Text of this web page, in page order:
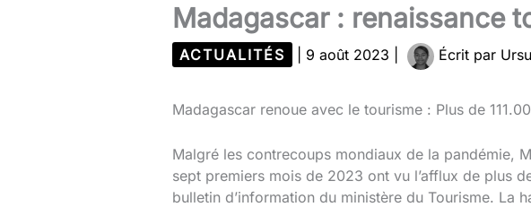
Madagascar : renaissance
ACTUALITÉS 9 août 2023 Écrit par
Madagascar renoue avec le tourisme : Plus de
Malgré les contrecoups mondiaux de la pandémie,
sept premiers mois de 2023 ont vu l’afflux de plus
bulletin d’information du ministère du Tourisme. La